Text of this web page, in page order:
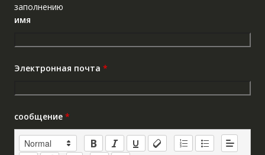
заполнению
имя
Электронная почта *
сообщение *